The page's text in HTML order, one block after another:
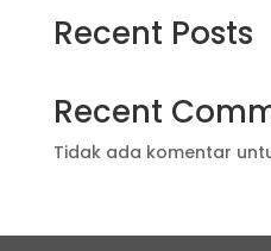
Recent Posts
Recent
Tidak ada komentar